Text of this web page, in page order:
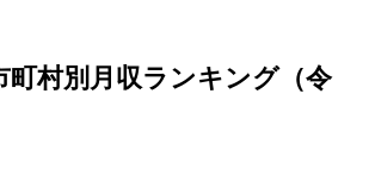
町村別月収ランキング（令